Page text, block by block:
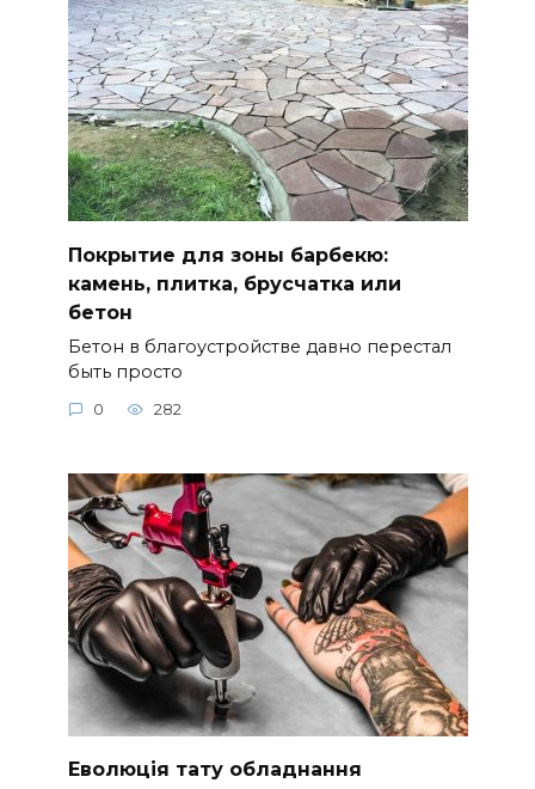
Покрытие для зоны барбекю:
камень, плитка, брусчатка или
бетон
Бетон в благоустройстве давно перестал
быть просто
0 282
Еволюція тату обладнання